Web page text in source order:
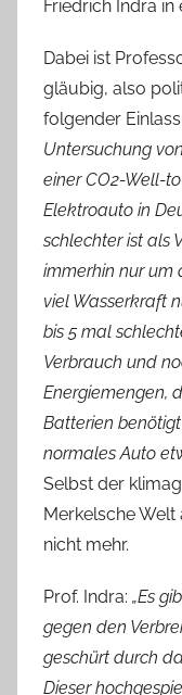
Friedrich Indra in
Dabei ist
gläubig, also
folgender
Untersuchung
einer CO2-Well-
Elektroauto in
schlechter ist als
immerhin nur um
viel Wasserkraft
bis 5 mal
Verbrauch und
Energiemengen,
Batterien
normales Auto
Selbst der
Merkelsche
nicht mehr.
Prof. Indra: „Es
gegen den
geschürt durch
Dieser